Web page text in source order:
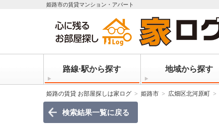
姫路市の賃貸マンション・アパート
路線·駅から探す 地域から探す
姫路の賃貸 お部屋探しは家ログ 姫路市 広畑区北河原町
検索結果一覧に戻る